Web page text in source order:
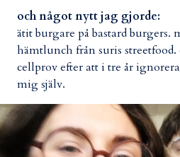
och något nytt jag gjorde:
ätit burgare på bastard burgers.
hämtlunch från suris
cellprov efter att i tre år
mig själv.